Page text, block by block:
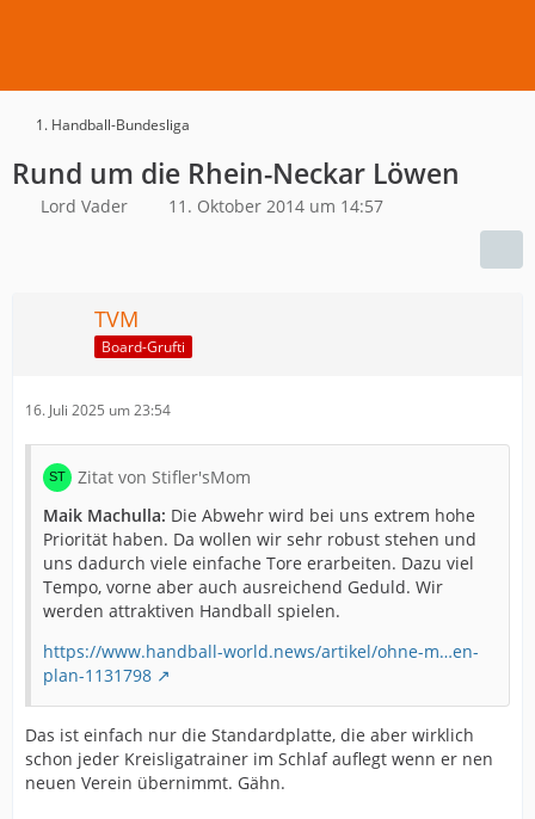
1. Handball-Bundesliga
Rund um die Rhein-Neckar Löwen
Lord Vader 11. Oktober 2014 um 14:57
TVM
Board-Grufti
16. Juli 2025 um 23:54
Zitat von Stifler'sMom
Maik Machulla: Die Abwehr wird bei uns extrem hohe
Priorität haben. Da wollen wir sehr robust stehen und
uns dadurch viele einfache Tore erarbeiten. Dazu viel
Tempo, vorne aber auch ausreichend Geduld. Wir
werden attraktiven Handball spielen.
https://www.handball-world.news/artikel/ohne-m…en-
plan-1131798
Das ist einfach nur die Standardplatte, die aber wirklich
schon jeder Kreisligatrainer im Schlaf auflegt wenn er nen
neuen Verein übernimmt. Gähn.